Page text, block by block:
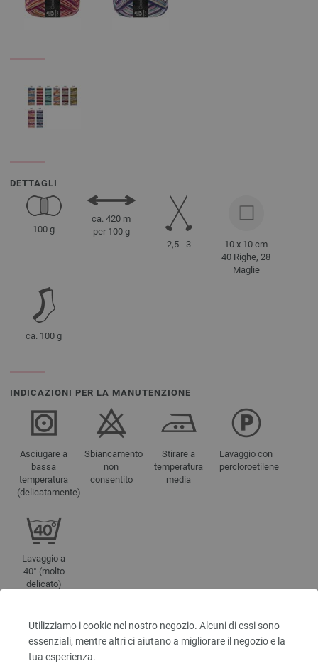
Utilizziamo i cookie nel nostro negozio. Alcuni di essi sono
essenziali, mentre altri ci aiutano a migliorare il negozio e la
tua esperienza.
DETTAGLI
100 g
ca. 420 m
per 100 g
2,5 - 3
10 x 10 cm
40 Righe, 28
Maglie
ca. 100 g
INDICAZIONI PER LA MANUTENZIONE
Asciugare a
bassa
temperatura
(delicatamente)
Sbiancamento
non
consentito
Stirare a
temperatura
media
Lavaggio con
percloroetilene
Lavaggio a
40° (molto
delicato)
NOMI DEI COLORI
5301-ruggine/verde chiaro/